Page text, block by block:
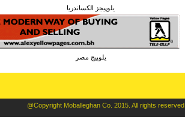
يلوپيجز الكساندريا
يلوپيج مصر
@Copyright Moballeghan Co. 2015. All rights reserved